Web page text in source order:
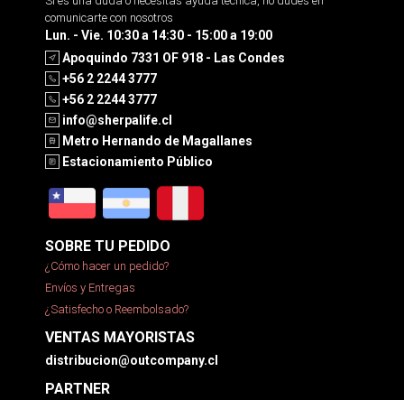
comunicarte con nosotros
Lun. - Vie. 10:30 a 14:30 - 15:00 a 19:00
Apoquindo 7331 OF 918 - Las Condes
+56 2 2244 3777
+56 2 2244 3777
info@sherpalife.cl
Metro Hernando de Magallanes
Estacionamiento Público
SOBRE TU PEDIDO
¿Cómo hacer un pedido?
Envíos y Entregas
¿Satisfecho o Reembolsado?
VENTAS MAYORISTAS
distribucion@outcompany.cl
PARTNER